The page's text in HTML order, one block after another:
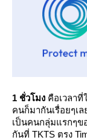
1 ชั่วโมง คือเวลา
คนก็มากันเรื่อยๆเ
เป็นคนกลุ่มแรกๆข
กันที่ TKTS ตรง